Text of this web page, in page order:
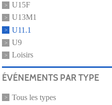
U15F
U13M1
U11.1
U9
Loisirs
ÉVÉNEMENTS PAR TYPE
Tous les types